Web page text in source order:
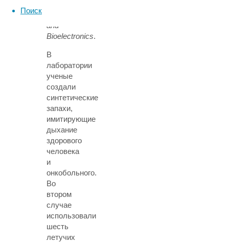
Поиск
and
Bioelectronics.
В
лаборатории
ученые
создали
синтетические
запахи,
имитирующие
дыхание
здорового
человека
и
онкобольного.
Во
втором
случае
использовали
шесть
летучих